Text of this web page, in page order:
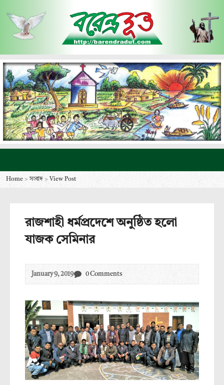
Home > সংবাদ >View Post
রাজশাহী ধর্মপ্রদেশে অনুষ্ঠিত হলো
যাজক সেমিনার
January 9, 2019 0 Comments